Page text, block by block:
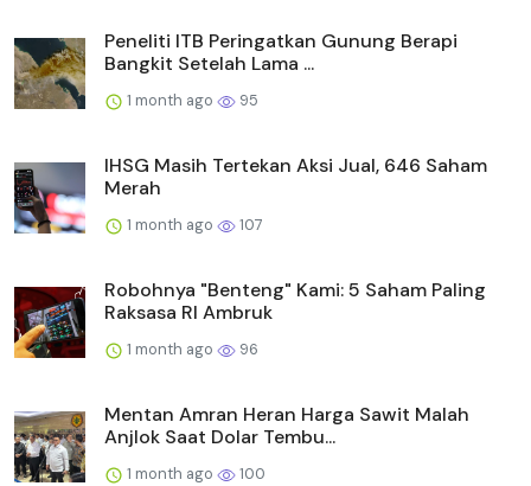
Peneliti ITB Peringatkan Gunung Berapi
Bangkit Setelah Lama ...
1 month ago 95
IHSG Masih Tertekan Aksi Jual, 646 Saham
Merah
1 month ago 107
Robohnya "Benteng" Kami: 5 Saham Paling
Raksasa RI Ambruk
1 month ago 96
Mentan Amran Heran Harga Sawit Malah
Anjlok Saat Dolar Tembu...
1 month ago 100